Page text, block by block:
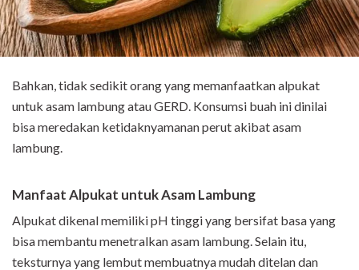
Bahkan, tidak sedikit orang yang memanfaatkan alpukat
untuk asam lambung atau GERD. Konsumsi buah ini dinilai
bisa meredakan ketidaknyamanan perut akibat asam
lambung.
Manfaat Alpukat untuk Asam Lambung
Alpukat dikenal memiliki pH tinggi yang bersifat basa yang
bisa membantu menetralkan asam lambung. Selain itu,
teksturnya yang lembut membuatnya mudah ditelan dan